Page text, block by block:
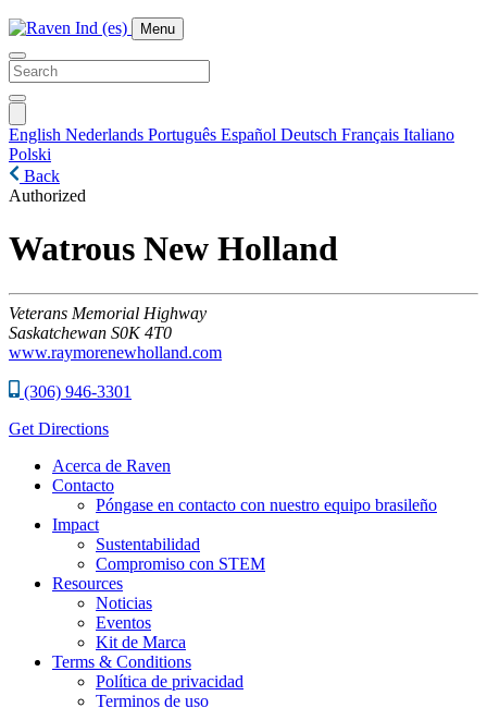
Menu
English Nederlands Português Español Deutsch Français Italiano
Polski
Back
Authorized
Watrous New Holland
Veterans Memorial Highway
Saskatchewan S0K 4T0
www.raymorenewholland.com
(306) 946-3301
Get Directions
Acerca de Raven
Contacto
Póngase en contacto con nuestro equipo brasileño
Impact
Sustentabilidad
Compromiso con STEM
Resources
Noticias
Eventos
Kit de Marca
Terms & Conditions
Política de privacidad
Terminos de uso